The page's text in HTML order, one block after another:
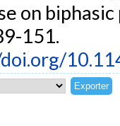
on
151.